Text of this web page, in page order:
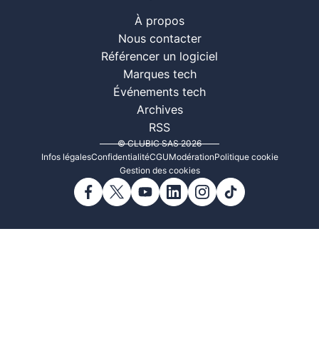
À propos
Nous contacter
Référencer un logiciel
Marques tech
Événements tech
Archives
RSS
© CLUBIC SAS 2026
Infos légalesConfidentialitéCGUModérationPolitique cookie
Gestion des cookies